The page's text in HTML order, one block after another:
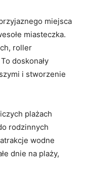
miejsca
miasteczka.
roller
doskonały
i stworzenie
plażach
rodzinnych
wodne
dnie⁣ na plaży,